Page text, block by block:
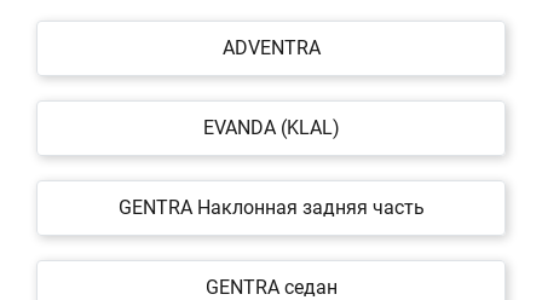
ADVENTRA
EVANDA (KLAL)
GENTRA Наклонная задняя часть
GENTRA седан